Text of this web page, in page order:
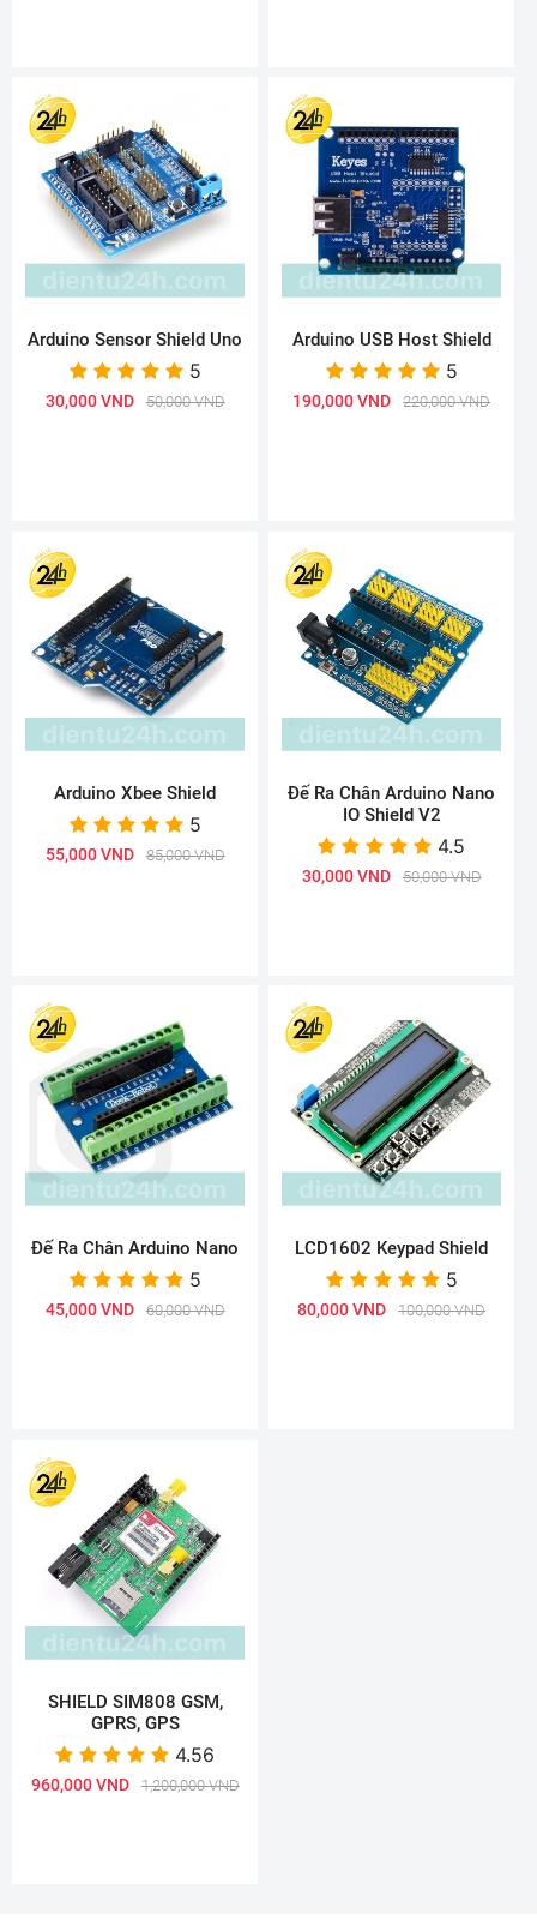
Arduino Sensor Shield Uno
5
30,000 VND 50,000 VND
Arduino USB Host Shield
5
190,000 VND 220,000 VND
Arduino Xbee Shield
5
55,000 VND 85,000 VND
Đế Ra Chân Arduino Nano
IO Shield V2
4.5
30,000 VND 50,000 VND
Đế Ra Chân Arduino Nano
5
45,000 VND 60,000 VND
LCD1602 Keypad Shield
5
80,000 VND 100,000 VND
SHIELD SIM808 GSM,
GPRS, GPS
4.56
960,000 VND 1,200,000 VND